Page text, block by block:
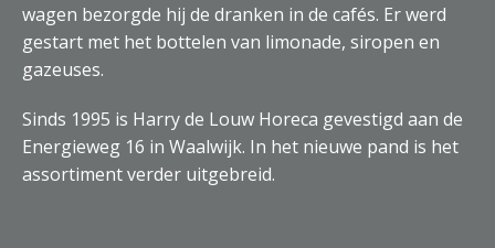
wagen bezorgde hij de dranken in de cafés. Er werd
gestart met het bottelen van limonade, siropen en
gazeuses.
Sinds 1995 is Harry de Louw Horeca gevestigd aan de
Energieweg 16 in Waalwijk. In het nieuwe pand is het
assortiment verder uitgebreid.